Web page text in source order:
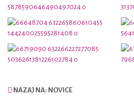
NAZAJ NA: NOVICE